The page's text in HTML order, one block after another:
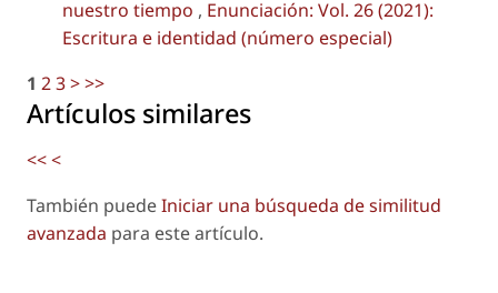
nuestro tiempo , Enunciación: Vol. 26 (2021):
Escritura e identidad (número especial)
1 23>>>
Artículos similares
<<<
También puedeIniciar una búsqueda de similitud
avanzada para este artículo.